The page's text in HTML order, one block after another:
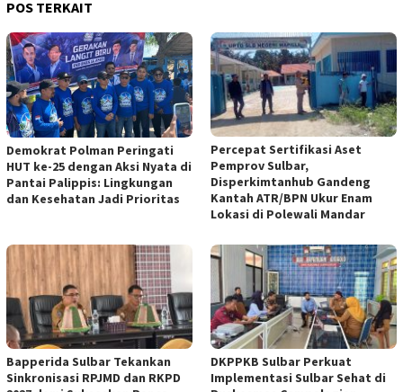
POS TERKAIT
Demokrat Polman Peringati
HUT ke-25 dengan Aksi Nyata di
Pantai Palippis: Lingkungan
dan Kesehatan Jadi Prioritas
Percepat Sertifikasi Aset
Pemprov Sulbar,
Disperkimtanhub Gandeng
Kantah ATR/BPN Ukur Enam
Lokasi di Polewali Mandar
Bapperida Sulbar Tekankan
Sinkronisasi RPJMD dan RKPD
DKPPKB Sulbar Perkuat
Implementasi Sulbar Sehat di